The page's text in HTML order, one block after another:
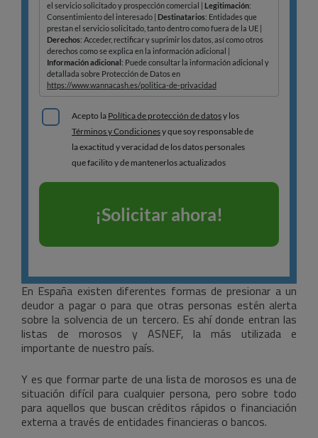
En España existen diferentes formas de presionar a un
deudor a pagar o para que otras personas estén alerta
sobre la solvencia de un tercero. Es ahí donde entran las
listas de morosos y ASNEF, la más utilizada e
importante de nuestro país.
Y es que formar parte de una lista de morosos es una de
situación difícil para cualquier persona, pero sobre todo
para aquellos que buscan créditos rápidos o financiación
externa a través de entidades financieras o bancos.